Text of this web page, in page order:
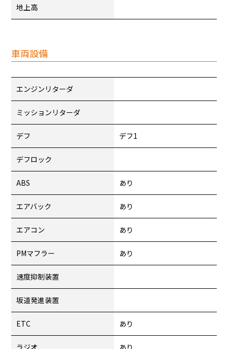
地上高
車両設備
エンジンリターダ
ミッションリターダ
デフ デフ1
デフロック
ABS あり
エアバック あり
エアコン あり
PMマフラー あり
速度抑制装置
坂道発進装置
ETC あり